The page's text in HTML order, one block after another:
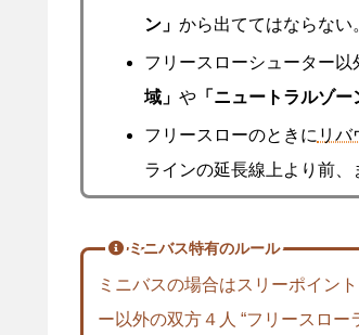
ン」 から出ててはならない
フリースローシューター
域」 や「ニュートラルゾー
フリースローのときに リバ
ラインの延長線上より前、
ミニバス特有のルール
ミニバスの場合はスリーポイン
ー以外の双方４人 “フリースロー